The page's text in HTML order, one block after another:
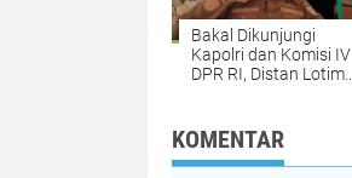
Bakal Dikunjungi
Kapolri dan Komisi IV
DPR RI, Distan Lotim
Bawang Putih
KOMENTAR